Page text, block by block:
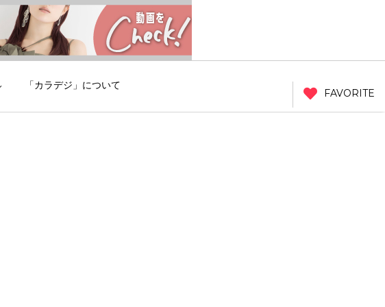
「カラデジ」について
FAVORITE